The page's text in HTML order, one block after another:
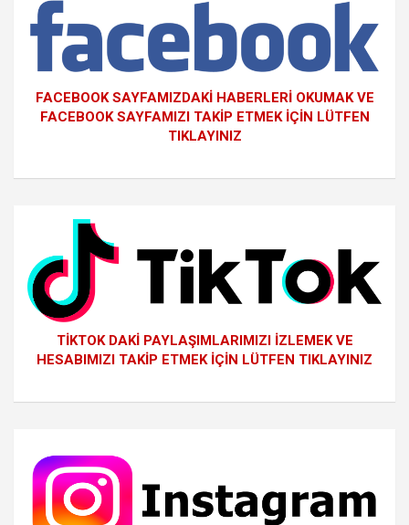
FACEBOOK SAYFAMIZDAKİ HABERLERİ OKUMAK VE
FACEBOOK SAYFAMIZI TAKİP ETMEK İÇİN LÜTFEN
TIKLAYINIZ
TİKTOK DAKİ PAYLAŞIMLARIMIZI İZLEMEK VE
HESABIMIZI TAKİP ETMEK İÇİN LÜTFEN TIKLAYINIZ